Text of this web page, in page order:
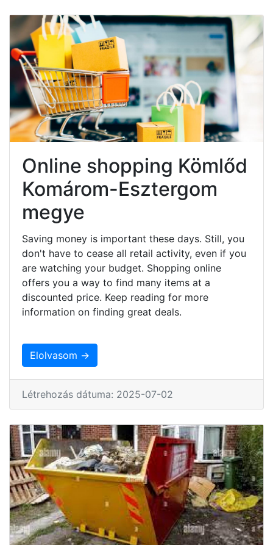
Online shopping Kömlőd
Komárom-Esztergom
megye
Saving money is important these days. Still, you
don't have to cease all retail activity, even if you
are watching your budget. Shopping online
offers you a way to find many items at a
discounted price. Keep reading for more
information on finding great deals.
Elolvasom →
Létrehozás dátuma: 2025-07-02